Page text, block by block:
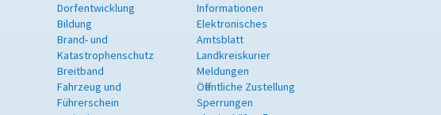
Dorfentwicklung
Bildung
Brand- und
Katastrophenschutz
Breitband
Fahrzeug und
Führerschein
Informationen
Elektronisches
Amtsblatt
Landkreiskurier
Meldungen
Öffentliche Zustellung
Sperrungen